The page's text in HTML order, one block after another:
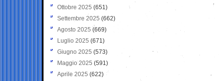
Ottobre 2025 (651)
Settembre 2025 (662)
Agosto 2025 (669)
Luglio 2025 (671)
Giugno 2025 (573)
Maggio 2025 (591)
Aprile 2025 (622)